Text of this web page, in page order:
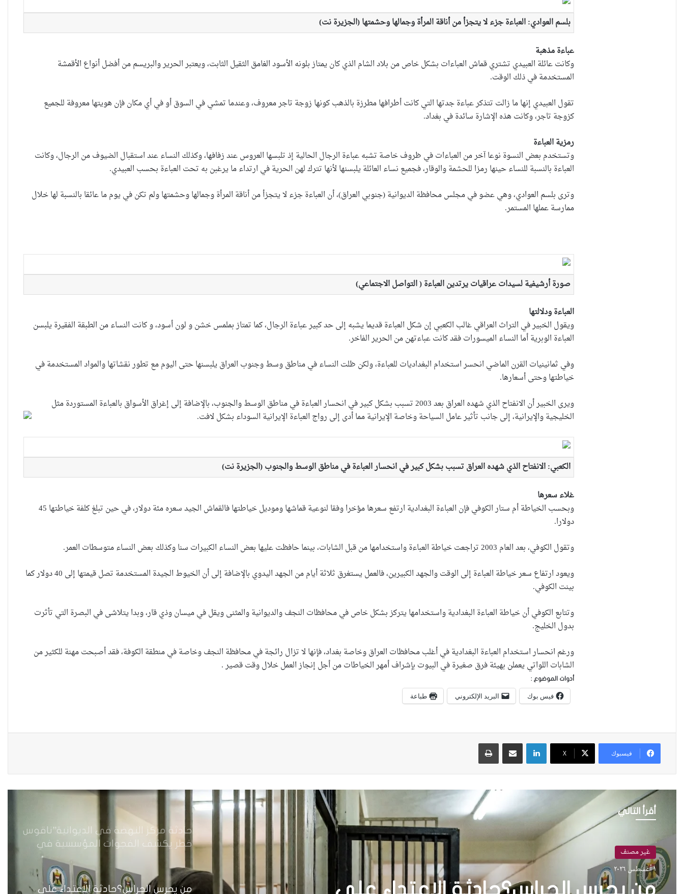
بلسم العوادي: العباءة جزء لا يتجزأ من أناقة المرأة وجمالها وحشمتها (الجزيرة نت)
عباءة مذهبة
وكانت عائلة العبيدي تشتري قماش العباءات بشكل خاص من بلاد الشام الذي كان يمتاز بلونه الأسود الغامق الثقيل الثابت، ويعتبر الحرير والبريسم من أفضل أنواع الأقمشة
المستخدمة في ذلك الوقت.
تقول العبيدي إنها ما زالت تتذكر عباءة جدتها التي كانت أطرافها مطرزة بالذهب كونها زوجة تاجر معروف، وعندما تمشي في السوق أو في أي مكان فإن هويتها معروفة للجميع
كزوجة تاجر، وكانت هذه الإشارة سائدة في بغداد.
رمزية العباءة
وتستخدم بعض النسوة نوعا آخر من العباءات في ظروف خاصة تشبه عباءة الرجال الحالية إذ تلبسها العروس عند زفافها، وكذلك النساء عند استقبال الضيوف من الرجال، وكانت
العباءة بالنسبة للنساء حينها رمزا للحشمة والوقار، فجميع نساء العائلة يلبسنها لأنها تترك لهن الحرية في ارتداء ما يرغبن به تحت العباءة بحسب العبيدي.
وترى بلسم العوادي، وهي عضو في مجلس محافظة الديوانية (جنوبي العراق)، أن العباءة جزء لا يتجزأ من أناقة المرأة وجمالها وحشمتها ولم تكن في يوم ما عائقا بالنسبة لها خلال
ممارسة عملها المستمر.
صورة أرشيفية لسيدات عراقيات يرتدين العباءة ( التواصل الاجتماعي)
العباءة ودلالتها
ويقول الخبير في التراث العراقي غالب الكعبي إن شكل العباءة قديما يشبه إلى حد كبير عباءة الرجال، كما تمتاز بملمس خشن و لون أسود، و كانت النساء من الطبقة الفقيرة يلبسن
العباءة الوبرية أما النساء الميسورات فقد كانت عباءتهن من الحرير الفاخر.
وفي ثمانينيات القرن الماضي انحسر استخدام البغداديات للعباءة، ولكن ظلت النساء في مناطق وسط وجنوب العراق يلبسنها حتى اليوم مع تطور نقشاتها والمواد المستخدمة في
خياطتها وحتى أسعارها.
ويرى الخبير أن الانفتاح الذي شهده العراق بعد 2003 تسبب بشكل كبير في انحسار العباءة في مناطق الوسط والجنوب، بالإضافة إلى إغراق الأسواق بالعباءة المستوردة مثل
الخليجية والإيرانية، إلى جانب تأثير عامل السياحة وخاصة الإيرانية مما أدى إلى رواج العباءة الإيرانية السوداء بشكل لافت.
الكعبي: الانفتاح الذي شهده العراق تسبب بشكل كبير في انحسار العباءة في مناطق الوسط والجنوب (الجزيرة نت)
غلاء سعرها
وبحسب الخياطة أم ستار الكوفي فإن العباءة البغدادية ارتفع سعرها مؤخرا وفقا لنوعية قماشها وموديل خياطتها فالقماش الجيد سعره مئة دولار، في حين تبلغ كلفة خياطتها 45
دولارا.
وتقول الكوفي، بعد العام 2003 تراجعت خياطة العباءة واستخدامها من قبل الشابات، بينما حافظت عليها بعض النساء الكبيرات سنا وكذلك بعض النساء متوسطات العمر.
ويعود ارتفاع سعر خياطة العباءة إلى الوقت والجهد الكبيرين، فالعمل يستغرق ثلاثة أيام من الجهد اليدوي بالإضافة إلى أن الخيوط الجيدة المستخدمة تصل قيمتها إلى 40 دولار كما
بينت الكوفي.
وتتابع الكوفي أن خياطة العباءة البغدادية واستخدامها يتركز بشكل خاص في محافظات النجف والديوانية والمثنى ويقل في ميسان وذي قار، وبدا يتلاشى في البصرة التي تأثرت
بدول الخليج.
ورغم انحسار استخدام العباءة البغدادية في أغلب محافظات العراق وخاصة بغداد، فإنها لا تزال رائجة في محافظة النجف وخاصة في منطقة الكوفة، فقد أصبحت مهنة للكثير من
الشابات اللواتي يعملن بهيئة فرق صغيرة في البيوت بإشراف أمهر الخياطات من أجل إنجاز العمل خلال وقت قصير .
أدوات الموضوع :
فيس بوك البريد الإلكتروني طباعة
فيسبوك X
لينكدإن
أقرأ التالي
قصص وتقارير
١٤ يونيو ٢٠٢٦
من يحمي كرامة الضحية بعد رحيلها؟
حضانة الاطفال بين النص القانوني
مجلس القضاء الأعلى”سردية تُضعف
،استغلال سياسي ،منافع شخصية.
المراة العراقية في الخطوط الأمامية
إدارة احتجاز النساء بالعراق
من يحرس الحراس؟حادثة الاعتداء على
موقوفة في مركز شرطة النهضة تضع
وزارة الداخلية العراقية أمام اختبار حماية
النساء واستعادة الثقة
من يحمي كرامة الضحية بعد رحيلها؟